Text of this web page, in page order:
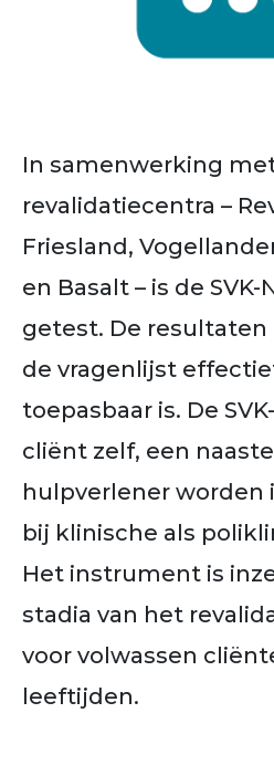
In samenwerking
revalidatiecentra –
Friesland,
en Basalt – is de
getest. De
de vragenlijst
toepasbaar is. De
cliënt zelf, een
hulpverlener worden
bij klinische als
Het instrument is
stadia van het
voor volwassen
leeftijden.